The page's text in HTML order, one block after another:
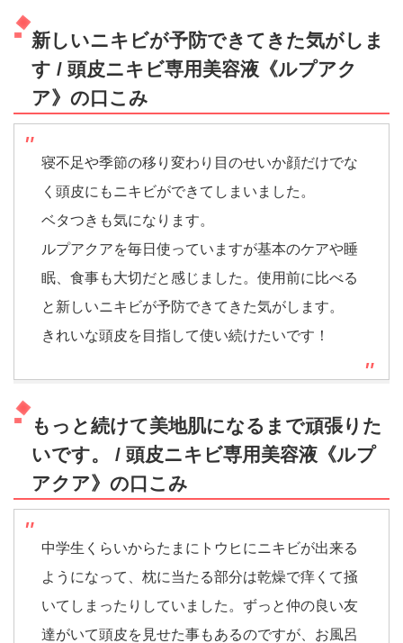
新しいニキビが予防できてきた気がしま
す / 頭皮ニキビ専用美容液《ルプアク
ア》の口こみ
寝不足や季節の移り変わり目のせいか顔だけでな
く頭皮にもニキビができてしまいました。
ベタつきも気になります。
ルプアクアを毎日使っていますが基本のケアや睡
眠、食事も大切だと感じました。使用前に比べる
と新しいニキビが予防できてきた気がします。
きれいな頭皮を目指して使い続けたいです！
もっと続けて美地肌になるまで頑張りた
いです。 / 頭皮ニキビ専用美容液《ルプ
アクア》の口こみ
中学生くらいからたまにトウヒにニキビが出来る
ようになって、枕に当たる部分は乾燥で痒くて掻
いてしまったりしていました。ずっと仲の良い友
達がいて頭皮を見せた事もあるのですが、お風呂